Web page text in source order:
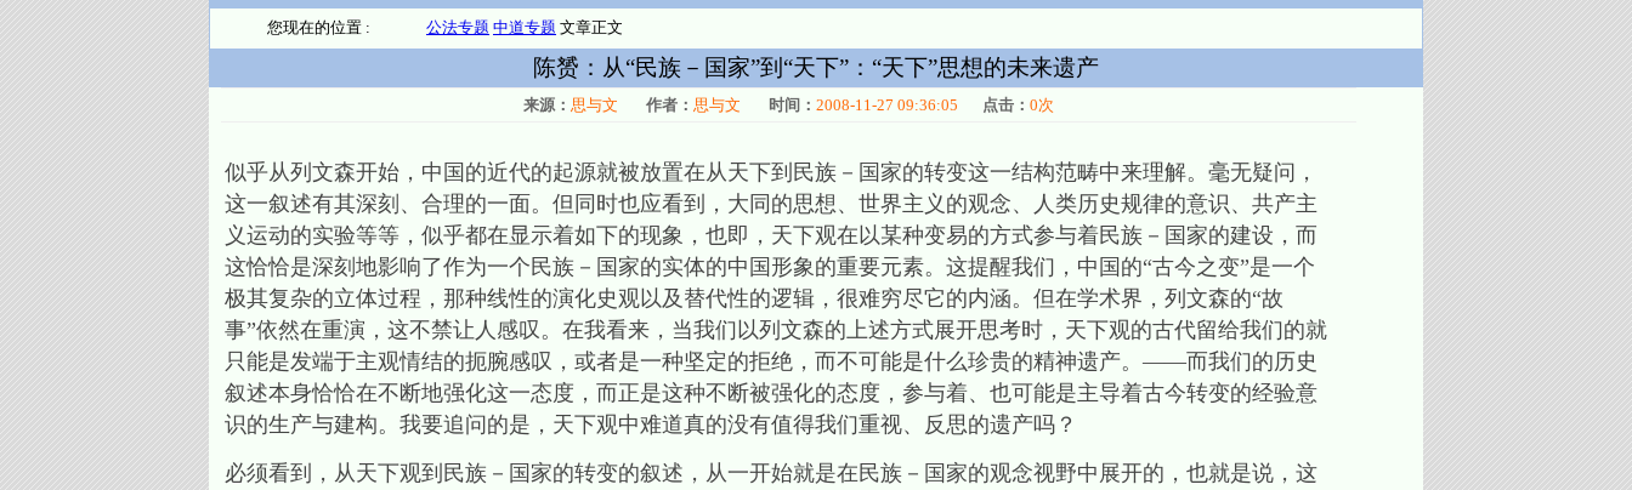
您现在的位置 : 公法专题 中道专题 文章正文
陈赟：从“民族－国家”到“天下”：“天下”思想的未来遗产
来源： 思与文 作者： 思与文 时间： 2008-11-27 09:36:05 点击： 0次
似乎从列文森开始，中国的近代的起源就被放置在从天下到民族－国家的转变这一结构范畴中来理解。毫无疑问，
这一叙述有其深刻、合理的一面。但同时也应看到，大同的思想、世界主义的观念、人类历史规律的意识、共产主
义运动的实验等等，似乎都在显示着如下的现象，也即，天下观在以某种变易的方式参与着民族－国家的建设，而
这恰恰是深刻地影响了作为一个民族－国家的实体的中国形象的重要元素。这提醒我们，中国的“古今之变”是一个
极其复杂的立体过程，那种线性的演化史观以及替代性的逻辑，很难穷尽它的内涵。但在学术界，列文森的“故
事”依然在重演，这不禁让人感叹。在我看来，当我们以列文森的上述方式展开思考时，天下观的古代留给我们的就
只能是发端于主观情结的扼腕感叹，或者是一种坚定的拒绝，而不可能是什么珍贵的精神遗产。——而我们的历史
叙述本身恰恰在不断地强化这一态度，而正是这种不断被强化的态度，参与着、也可能是主导着古今转变的经验意
识的生产与建构。我要追问的是，天下观中难道真的没有值得我们重视、反思的遗产吗？
必须看到，从天下观到民族－国家的转变的叙述，从一开始就是在民族－国家的观念视野中展开的，也就是说，这